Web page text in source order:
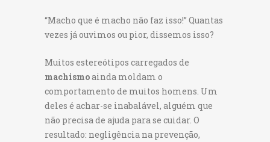
“Macho que é macho não faz isso!” Quantas
vezes já ouvimos ou pior, dissemos isso?
Muitos estereótipos carregados de
machismoainda moldam o
comportamento de muitos homens. Um
deles é achar-se inabalável, alguém que
não precisa de ajuda para se cuidar. O
resultado: negligência na prevenção,